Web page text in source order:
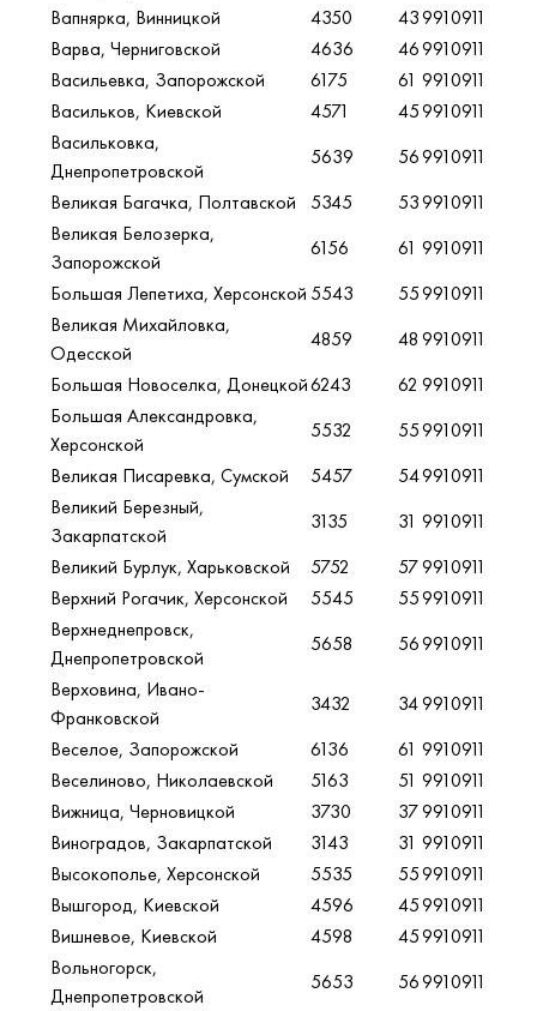
Вапнярка, Винницкой
4350 439910911
Варва, Черниговской
4636 469910911
Васильевка, Запорожской
6175 61 9910911
Васильков, Киевской
4571 459910911
Васильковка,
Днепропетровской
5639 569910911
Великая Багачка, Полтавской
5345 539910911
Великая Белозерка,
Запорожской
6156 61 9910911
Большая Лепетиха, Херсонской 5543 559910911
Великая Михайловка,
Одесской
4859 489910911
Большая Новоселка, Донецкой6243 62 9910911
Большая Александровка,
Херсонской
5532 559910911
Великая Писаревка, Сумской
5457 549910911
Великий Березный,
Закарпатской
3135 31 9910911
Великий Бурлук, Харьковской
5752 579910911
Верхний Рогачик, Херсонской
5545 559910911
Верхнеднепровск,
Днепропетровской
5658 569910911
Верховина, Ивано-
Франковской
3432 349910911
Веселое, Запорожской
6136 61 9910911
Веселиново, Николаевской
5163 51 9910911
Вижница, Черновицкой
3730 379910911
Виноградов, Закарпатской
3143 31 9910911
Высокополье, Херсонской
5535 559910911
Вышгород, Киевской
4596 459910911
Вишневое, Киевской
4598 459910911
Вольногорск,
Днепропетровской
5653 569910911